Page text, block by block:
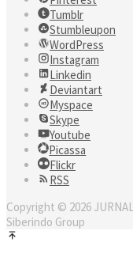
Tumblr
Stumbleupon
WordPress
Instagram
Linkedin
Deviantart
Myspace
Skype
Youtube
Picassa
Flickr
RSS
Copyright © 2026
Siberindo Group